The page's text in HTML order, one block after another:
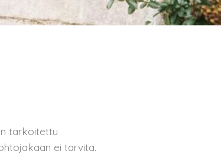
tarkoitettu
ei tarvita.